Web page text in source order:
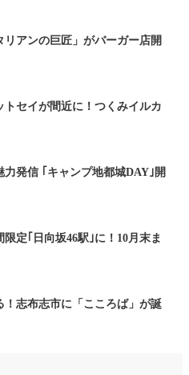
リアンの巨匠」がバーガー店開
トセイが間近に！つくみイルカ
力発信 ｢キャンプ地都城DAY｣開
限定｢日向坂46駅｣に！10月末ま
！志布志市に「こころば」が誕